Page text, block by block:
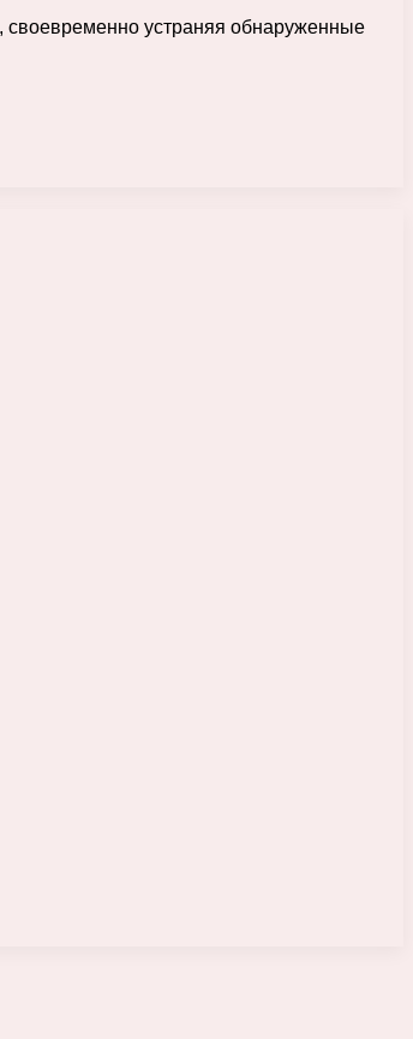
своевременно устраняя обнаруженные